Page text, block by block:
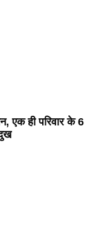
एक ही परिवार के 6